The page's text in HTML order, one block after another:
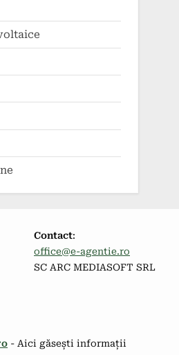
Contact:
office@e-agentie.ro
SC ARC MEDIASOFT SRL
- Aici găsești informații